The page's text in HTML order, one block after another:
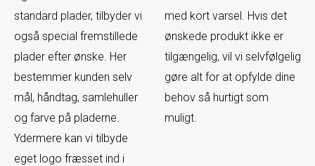
standard plader, tilbyder vi
også special fremstillede
plader efter ønske. Her
bestemmer kunden selv
mål, håndtag, samlehuller
og farve på pladerne.
Ydermere kan vi tilbyde
eget logo fræsset ind i
med kort varsel. Hvis det
ønskede produkt ikke er
tilgængelig, vil vi selvfølgelig
gøre alt for at opfylde dine
behov så hurtigt som
muligt.